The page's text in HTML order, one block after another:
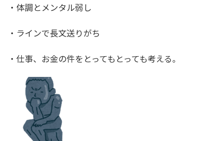
・体調とメンタル弱し
・ラインで長文送りがち
・仕事、お金の件をとってもとっても考える。